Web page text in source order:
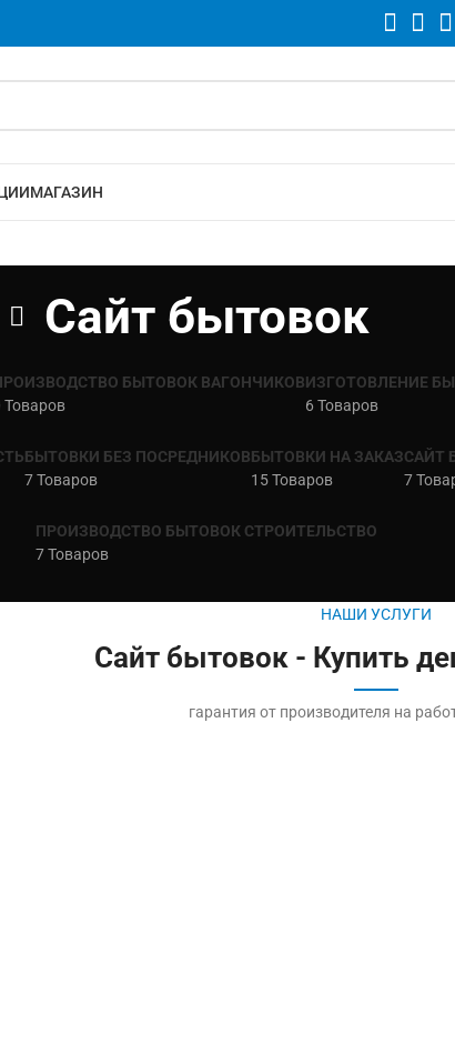
МАГАЗИН
Сайт бытовок
БЫТОВОК ВАГОНЧИКОВ
Товаров
ИЗГОТОВЛЕНИЕ
6 Товаров
БЫТОВКИ БЕЗ ПОСРЕДНИКОВ
7 Товаров
БЫТОВКИ НА ЗАКАЗ
15 Товаров
САЙТ
7
ПРОИЗВОДСТВО БЫТОВОК СТРОИТЕЛЬСТВО
7 Товаров
НАШИ УСЛУГИ
Сайт бытовок - Купить
гарантия от производителя на